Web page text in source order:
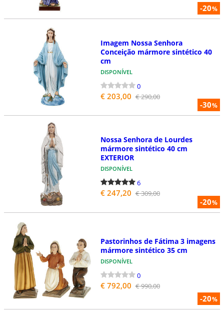
-20%
-30%
Imagem Nossa Senhora
Conceição mármore sintético 40
cm
DISPONÍVEL
0
€ 203,00 € 290,00
-20%
Nossa Senhora de Lourdes
mármore sintético 40 cm
EXTERIOR
DISPONÍVEL
6
€ 247,20 € 309,00
-20%
Pastorinhos de Fátima 3 imagens
mármore sintético 35 cm
DISPONÍVEL
0
€ 792,00 € 990,00